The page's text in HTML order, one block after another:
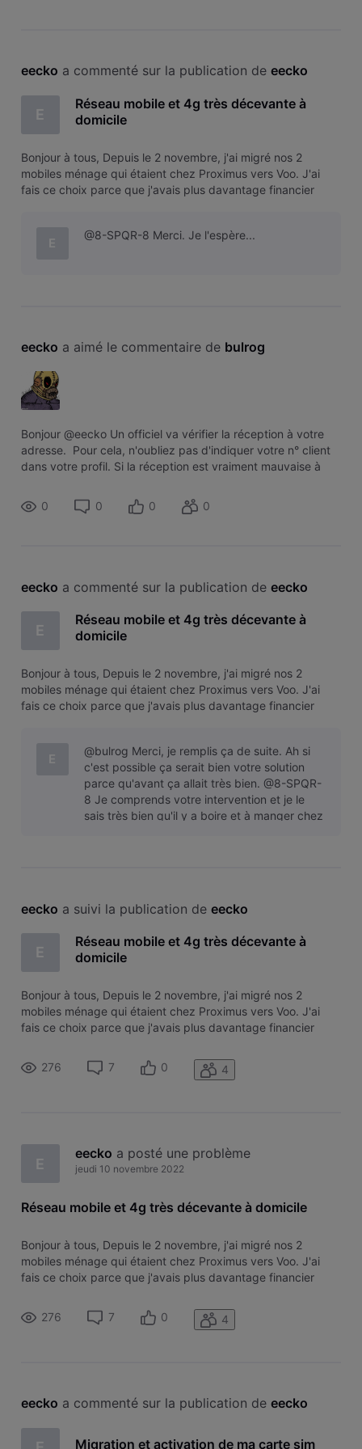
eecko a commenté sur la publication de eecko
E
Réseau mobile et 4g très décevante à
domicile
Bonjour à tous, Depuis le 2 novembre, j'ai migré nos 2
mobiles ménage qui étaient chez Proximus vers Voo. J'ai
fais ce choix parce que j'avais plus davantage financier
pas vraime
E
@8-SPQR-8 Merci. Je l'espère...
eecko a aimé le commentaire de bulrog
Bonjour @eecko Un officiel va vérifier la réception à votre
adresse. Pour cela, n'oubliez pas d'indiquer votre n° client
dans votre profil. Si la réception est vraiment mauvaise à
0
0 0 0
eecko a commenté sur la publication de eecko
E
Réseau mobile et 4g très décevante à
domicile
Bonjour à tous, Depuis le 2 novembre, j'ai migré nos 2
mobiles ménage qui étaient chez Proximus vers Voo. J'ai
fais ce choix parce que j'avais plus davantage financier
pas vraime
E
@bulrog Merci, je remplis ça de suite. Ah si
c'est possible ça serait bien votre solution
parce qu'avant ça allait très bien. @8-SPQR-
8 Je comprends votre intervention et je le
sais très bien qu'il y a boire et à manger chez
eecko a suivi la publication de eecko
E
Réseau mobile et 4g très décevante à
domicile
Bonjour à tous, Depuis le 2 novembre, j'ai migré nos 2
mobiles ménage qui étaient chez Proximus vers Voo. J'ai
fais ce choix parce que j'avais plus davantage financier
pour internet dont je suis très satisfait. Pour les mobiles c'est
pas vraime
276 7 0 4
E
eecko a posté une problème
jeudi 10 novembre 2022
Réseau mobile et 4g très décevante à domicile
Bonjour à tous, Depuis le 2 novembre, j'ai migré nos 2
mobiles ménage qui étaient chez Proximus vers Voo. J'ai
fais ce choix parce que j'avais plus davantage financier
pour internet dont je suis très satisfait. Pour les mobiles c'est
pas vraime
276 7 0 4
eecko a commenté sur la publication de eecko
Migration et activation de ma carte sim